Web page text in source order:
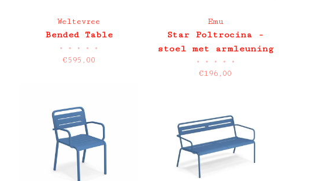
Weltevree
Bended Table
• • • • •
€595,00
Emu
Star Poltrocina -
stoel met armleuning
• • • • •
€196,00